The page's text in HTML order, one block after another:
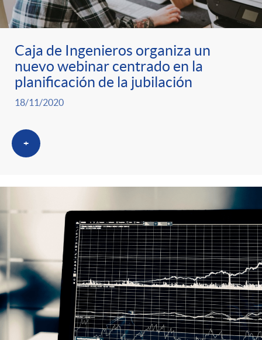
Caja de Ingenieros organiza un
nuevo webinar centrado en la
planificación de la jubilación
18/11/2020
+